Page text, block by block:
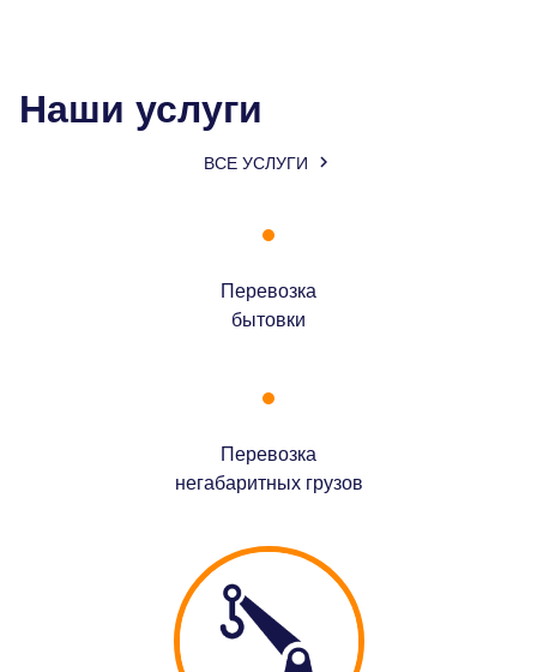
Наши услуги
ВСЕ УСЛУГИ 
Перевозка
бытовки
Перевозка
негабаритных грузов